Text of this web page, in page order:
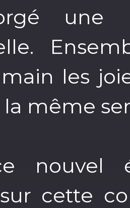
une
les
la même
nouvel
cette